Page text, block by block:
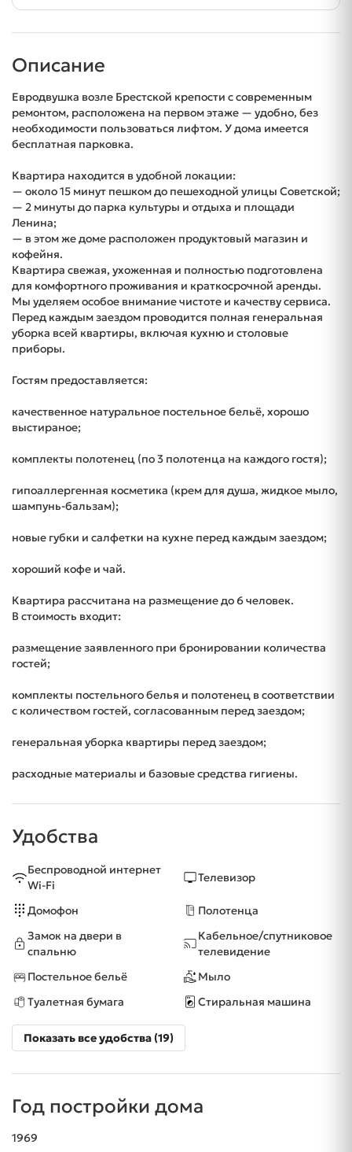
Описание
Евродвушка возле Брестской крепости с современным
ремонтом, расположена на первом этаже — удобно, без
необходимости пользоваться лифтом. У дома имеется
бесплатная парковка.
Квартира находится в удобной локации:
— около 15 минут пешком до пешеходной улицы Советской;
— 2 минуты до парка культуры и отдыха и площади
Ленина;
— в этом же доме расположен продуктовый магазин и
кофейня.
Квартира свежая, ухоженная и полностью подготовлена
для комфортного проживания и краткосрочной аренды.
Мы уделяем особое внимание чистоте и качеству сервиса.
Перед каждым заездом проводится полная генеральная
уборка всей квартиры, включая кухню и столовые
приборы.
Гостям предоставляется:
качественное натуральное постельное бельё, хорошо
выстираное;
комплекты полотенец (по 3 полотенца на каждого гостя);
гипоаллергенная косметика (крем для душа, жидкое мыло,
шампунь-бальзам);
новые губки и салфетки на кухне перед каждым заездом;
хороший кофе и чай.
Квартира рассчитана на размещение до 6 человек.
В стоимость входит:
размещение заявленного при бронировании количества
гостей;
комплекты постельного белья и полотенец в соответствии
с количеством гостей, согласованным перед заездом;
генеральная уборка квартиры перед заездом;
расходные материалы и базовые средства гигиены.
Удобства
Беспроводной интернет
Wi-Fi
Телевизор
Домофон
Полотенца
Замок на двери в
спальню
Кабельное/спутниковое
телевидение
Постельное бельё
Мыло
Туалетная бумага
Стиральная машина
Показать все удобства (19)
Год постройки дома
1969